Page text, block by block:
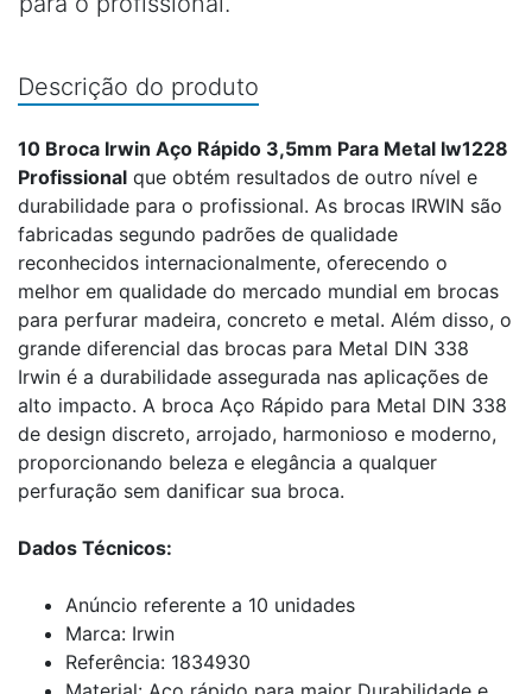
Descrição do produto
10 Broca Irwin Aço Rápido 3,5mm Para Metal Iw1228
Profissional que obtém resultados de outro nível e
durabilidade para o profissional. As brocas IRWIN são
fabricadas segundo padrões de qualidade
reconhecidos internacionalmente, oferecendo o
melhor em qualidade do mercado mundial em brocas
para perfurar madeira, concreto e metal. Além disso, o
grande diferencial das brocas para Metal DIN 338
Irwin é a durabilidade assegurada nas aplicações de
alto impacto. A broca Aço Rápido para Metal DIN 338
de design discreto, arrojado, harmonioso e moderno,
proporcionando beleza e elegância a qualquer
perfuração sem danificar sua broca.
Dados Técnicos:
Anúncio referente a 10 unidades
Marca: Irwin
Referência: 1834930